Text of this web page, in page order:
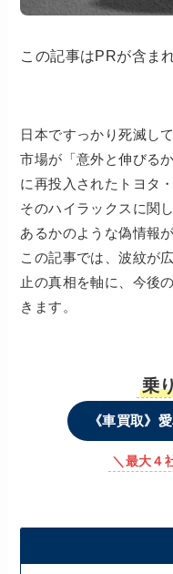
この記事はPRが含ま
日本ですっかり死滅し
市場が「意外と伸びる
に再投入されたトヨタ
そのハイラックスに関
あるかのような偽情報
この記事では、波紋が
止の真相を軸に、今後
きます。
乗
《車買取》
＼最大４